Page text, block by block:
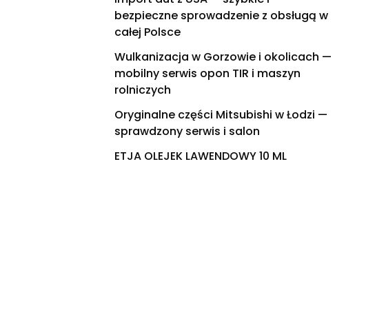
bezpieczne sprowadzenie z obsługą w
całej Polsce
Wulkanizacja w Gorzowie i okolicach —
mobilny serwis opon TIR i maszyn
rolniczych
Oryginalne części Mitsubishi w Łodzi —
sprawdzony serwis i salon
ETJA OLEJEK LAWENDOWY 10 ML